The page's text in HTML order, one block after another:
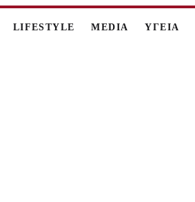
LIFESTYLE MEDIA ΥΓΕΙΑ